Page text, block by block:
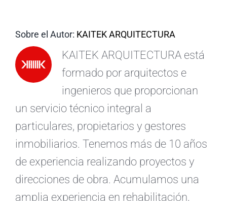
Sobre el Autor: KAITEK ARQUITECTURA
KAITEK ARQUITECTURA está
formado por arquitectos e
ingenieros que proporcionan
un servicio técnico integral a
particulares, propietarios y gestores
inmobiliarios. Tenemos más de 10 años
de experiencia realizando proyectos y
direcciones de obra. Acumulamos una
amplia experiencia en rehabilitación,